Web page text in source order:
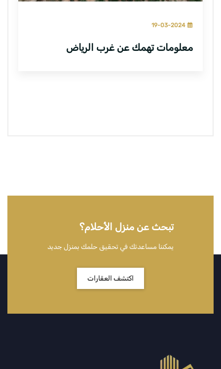
19-03-2024
معلومات تهمك عن غرب الرياض
تبحث عن منزل الأحلام؟
يمكننا مساعدتك في تحقيق حلمك بمنزل جديد
اكتشف العقارات